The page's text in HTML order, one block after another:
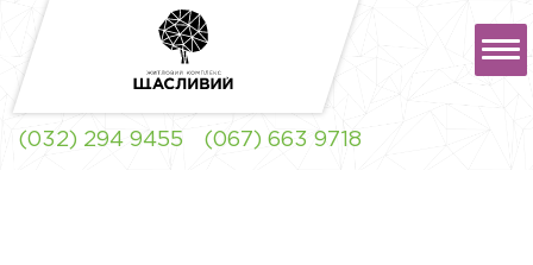
(032) 294 9455 (067) 663 9718